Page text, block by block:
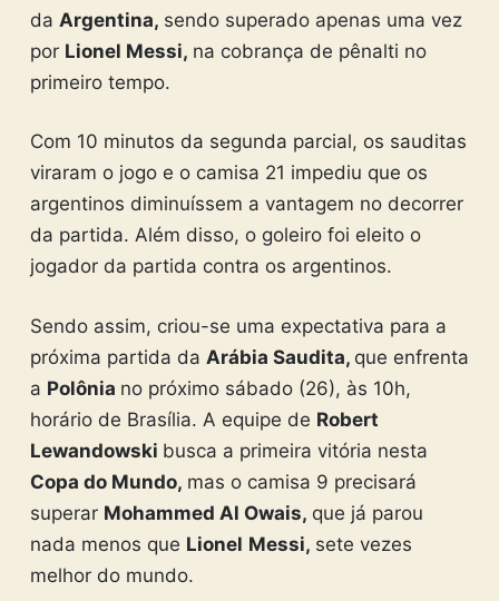
da Argentina, sendo superado apenas uma vez
por Lionel Messi, na cobrança de pênalti no
primeiro tempo.
Com 10 minutos da segunda parcial, os sauditas
viraram o jogo e o camisa 21 impediu que os
argentinos diminuíssem a vantagem no decorrer
da partida. Além disso, o goleiro foi eleito o
jogador da partida contra os argentinos.
Sendo assim, criou-se uma expectativa para a
próxima partida da Arábia Saudita, que enfrenta
a Polônia no próximo sábado (26), às 10h,
horário de Brasília. A equipe de Robert
Lewandowski busca a primeira vitória nesta
Copa do Mundo, mas o camisa 9 precisará
superar Mohammed Al Owais, que já parou
nada menos que Lionel Messi, sete vezes
melhor do mundo.